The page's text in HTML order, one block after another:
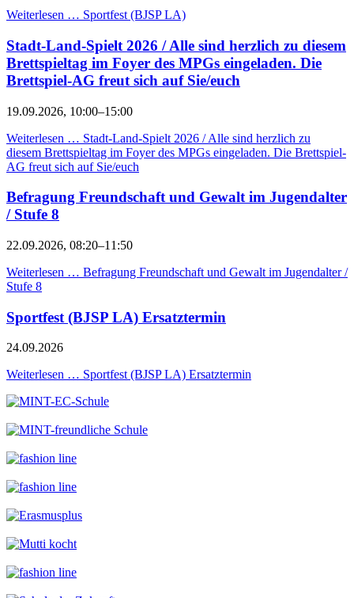
Weiterlesen … Sportfest (BJSP LA)
Stadt-Land-Spielt 2026 / Alle sind herzlich zu diesem
Brettspieltag im Foyer des MPGs eingeladen. Die
Brettspiel-AG freut sich auf Sie/euch
19.09.2026, 10:00–15:00
Weiterlesen … Stadt-Land-Spielt 2026 / Alle sind herzlich zu
diesem Brettspieltag im Foyer des MPGs eingeladen. Die Brettspiel-
AG freut sich auf Sie/euch
Befragung Freundschaft und Gewalt im Jugendalter
/ Stufe 8
22.09.2026, 08:20–11:50
Weiterlesen … Befragung Freundschaft und Gewalt im Jugendalter /
Stufe 8
Sportfest (BJSP LA) Ersatztermin
24.09.2026
Weiterlesen … Sportfest (BJSP LA) Ersatztermin